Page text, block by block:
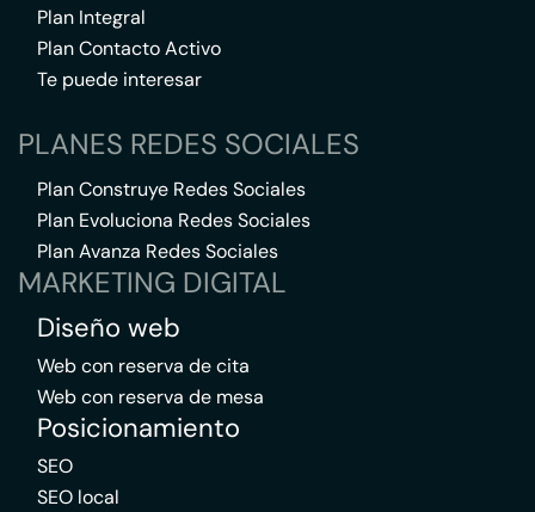
Plan Integral
Plan Contacto Activo
Te puede interesar
PLANES REDES SOCIALES
Plan Construye Redes Sociales
Plan Evoluciona Redes Sociales
Plan Avanza Redes Sociales
MARKETING DIGITAL
Diseño web
Web con reserva de cita
Web con reserva de mesa
Posicionamiento
SEO
SEO local